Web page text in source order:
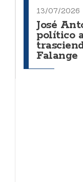
13/07/2026
José
político
Falange